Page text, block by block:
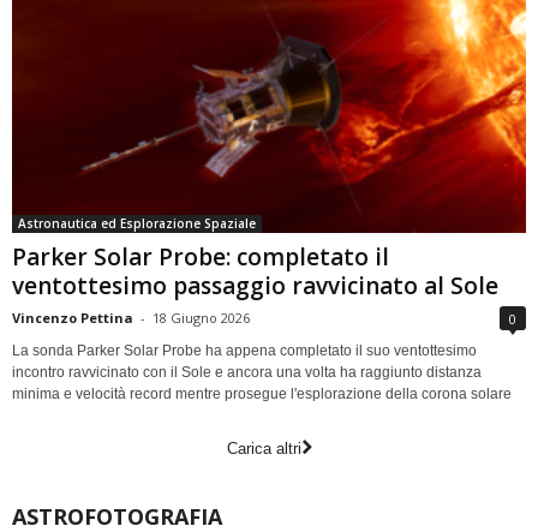
Astronautica ed Esplorazione Spaziale
Parker Solar Probe: completato il
ventottesimo passaggio ravvicinato al Sole
Vincenzo Pettina - 18 Giugno 2026 0
La sonda Parker Solar Probe ha appena completato il suo ventottesimo
incontro ravvicinato con il Sole e ancora una volta ha raggiunto distanza
minima e velocità record mentre prosegue l'esplorazione della corona solare
Carica altri
ASTROFOTOGRAFIA